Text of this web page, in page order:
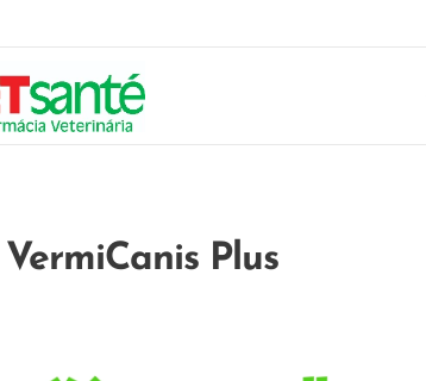
VermiCanis Plus